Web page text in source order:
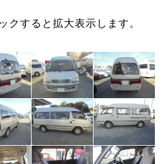
クすると拡大表示します。